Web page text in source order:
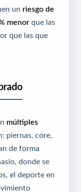
un riesgo de
menor que las
que las que
múltiples
piernas, core,
de forma
donde se
el deporte en